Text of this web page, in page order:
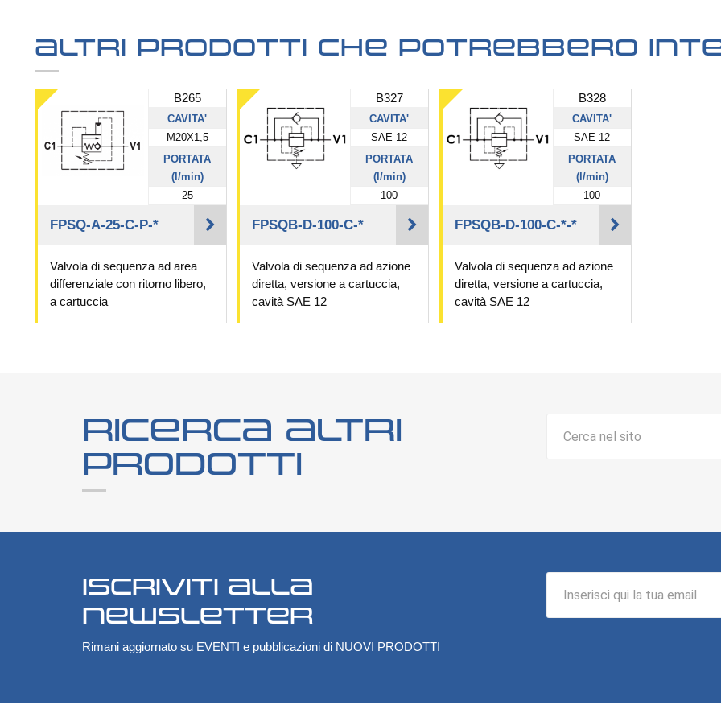
Altri prodotti che potrebbero
B265
CAVITA'
M20X1,5
PORTATA
(l/min)
25
FPSQ-A-25-C-P-*
Valvola di sequenza ad area
differenziale con ritorno libero,
a cartuccia
B327
CAVITA'
SAE 12
PORTATA
(l/min)
100
FPSQB-D-100-C-*
Valvola di sequenza ad azione
diretta, versione a cartuccia,
cavità SAE 12
B328
CAVITA'
SAE 12
PORTATA
(l/min)
100
FPSQB-D-100-C-*-*
Valvola di sequenza ad azione
diretta, versione a cartuccia,
cavità SAE 12
Ricerca altri
prodotti
Iscriviti alla
Newsletter
Rimani aggiornato su EVENTI e pubblicazioni di NUOVI PRODOTTI